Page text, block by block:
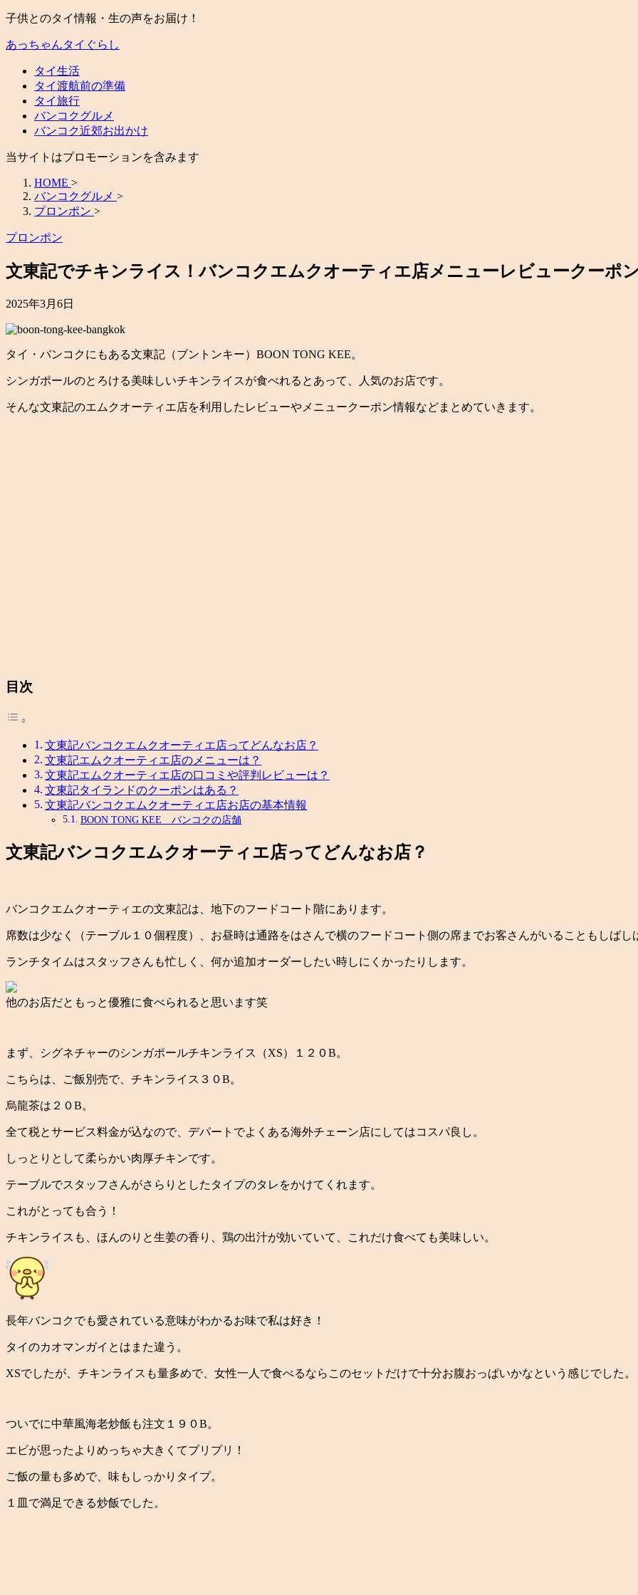
子供とのタイ情報・生の声をお届け！
あっちゃんタイぐらし
タイ生活
タイ渡航前の準備
タイ旅行
バンコクグルメ
バンコク近郊お出かけ
当サイトはプロモーションを含みます
HOME >
バンコクグルメ >
プロンポン >
プロンポン
文東記でチキンライス！バンコクエムクオーティエ店メニューレビュークーポ
2025年3月6日
タイ・バンコクにもある文東記（ブントンキー）BOON TONG KEE。
シンガポールのとろける美味しいチキンライスが食べれるとあって、人気のお店です。
そんな文東記のエムクオーティエ店を利用したレビューやメニュークーポン情報などまとめていきます。
目次
文東記バンコクエムクオーティエ店ってどんなお店？
文東記エムクオーティエ店のメニューは？
文東記エムクオーティエ店の口コミや評判レビューは？
文東記タイランドのクーポンはある？
文東記バンコクエムクオーティエ店お店の基本情報
BOON TONG KEE バンコクの店舗
文東記バンコクエムクオーティエ店ってどんなお店？
バンコクエムクオーティエの文東記は、地下のフードコート階にあります。
席数は少なく（テーブル１０個程度）、お昼時は通路をはさんで横のフードコート側の席までお客さんがいることもしばし
ランチタイムはスタッフさんも忙しく、何か追加オーダーしたい時しにくかったりします。
他のお店だともっと優雅に食べられると思います笑
まず、シグネチャーのシンガポールチキンライス（XS）１２０B。
こちらは、ご飯別売で、チキンライス３０B。
烏龍茶は２０B。
全て税とサービス料金が込なので、デパートでよくある海外チェーン店にしてはコスパ良し。
しっとりとして柔らかい肉厚チキンです。
テーブルでスタッフさんがさらりとしたタイプのタレをかけてくれます。
これがとっても合う！
チキンライスも、ほんのりと生姜の香り、鶏の出汁が効いていて、これだけ食べても美味しい。
長年バンコクでも愛されている意味がわかるお味で私は好き！
タイのカオマンガイとはまた違う。
XSでしたが、チキンライスも量多めで、女性一人で食べるならこのセットだけで十分お腹おっぱいかなという感じでした。
ついでに中華風海老炒飯も注文１９０B。
エビが思ったよりめっちゃ大きくてプリプリ！
ご飯の量も多めで、味もしっかりタイプ。
１皿で満足できる炒飯でした。